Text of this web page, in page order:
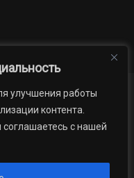
улучшения работы
контента.
с нашей
Официально
учреждение
защищены.